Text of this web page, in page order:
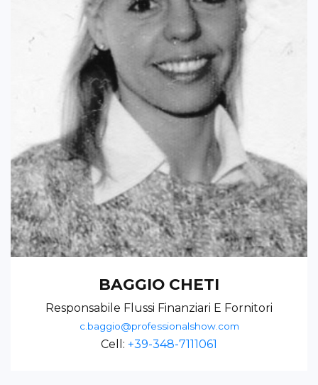
BAGGIO CHETI
Responsabile Flussi Finanziari E Fornitori
c.baggio@professionalshow.com
Cell: +39-348-7111061